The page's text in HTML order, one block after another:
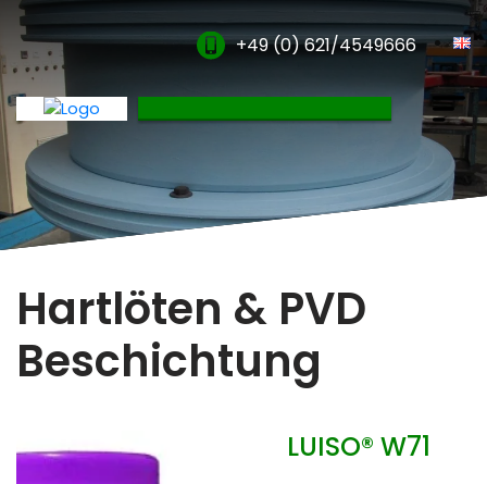
+49 (0) 621/4549666
Hartlöten & PVD
Beschichtung
LUISO® W71
Gasaufkohlung & Granulataufkohlung
Nitrieren & Nitrocarburieren
Vakuumaufkohlung
Plasmanitrieren
Glühen & Oxidation
Hartlöten & PVD Beschichtung